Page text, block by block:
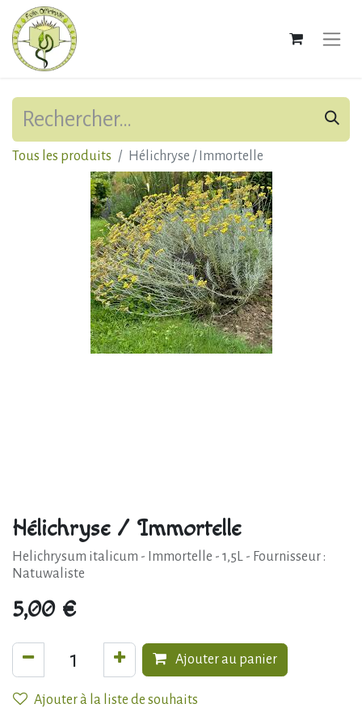
Tous les produits Hélichryse / Immortelle
Hélichryse / Immortelle
Helichrysum italicum - Immortelle - 1,5L - Fournisseur :
Natuwaliste
5,00€
Ajouter au panier
Ajouter à la liste de souhaits